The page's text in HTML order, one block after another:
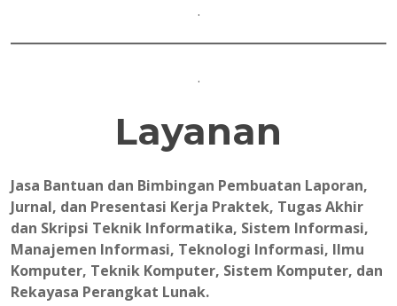
.
.
Layanan
Jasa Bantuan dan Bimbingan Pembuatan Laporan,
Jurnal, dan Presentasi Kerja Praktek, Tugas Akhir
dan Skripsi Teknik Informatika, Sistem Informasi,
Manajemen Informasi, Teknologi Informasi, Ilmu
Komputer, Teknik Komputer, Sistem Komputer, dan
Rekayasa Perangkat Lunak.